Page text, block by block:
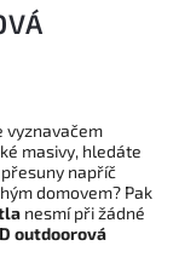
vyznavačem
masivy, hledáte
napříč
domovem? Pak
nesmí při žádné
outdoorová